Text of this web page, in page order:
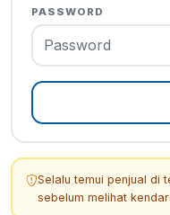
PASSWORD
Selalu temui penjual di
sebelum melihat